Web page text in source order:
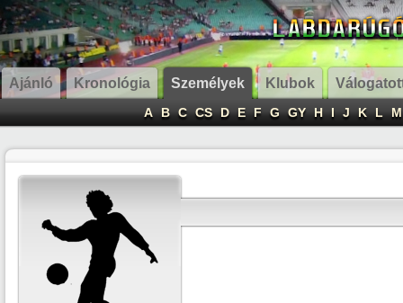
Ajánló Kronológia Személyek Klubok
A B C CS D E F G GY H I J K L M